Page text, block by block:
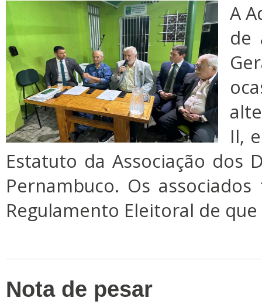
A
de
Il,
Estatuto da Associação dos
Pernambuco. Os
Regulamento Eleitoral de
Nota de pesar